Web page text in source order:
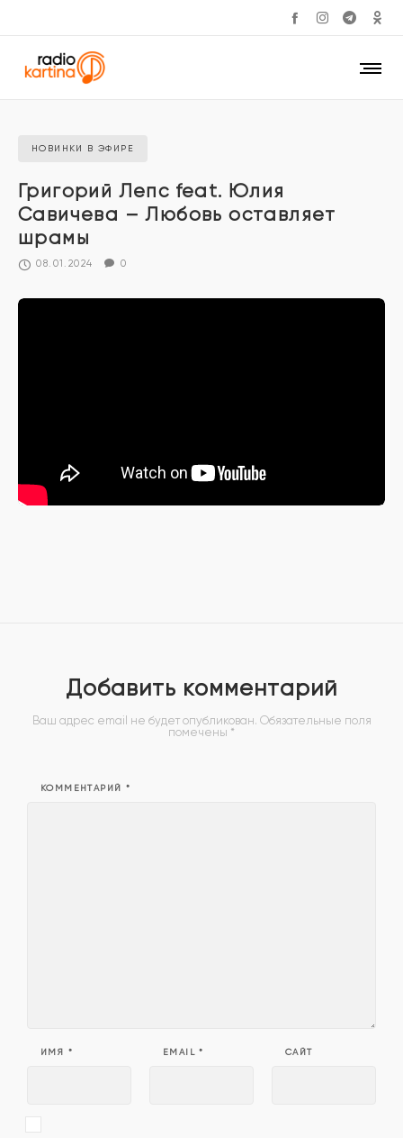
НОВИНКИ В ЭФИРЕ
Григорий Лепс feat. Юлия
Савичева – Любовь оставляет
шрамы
08.01.2024 0
Добавить комментарий
Ваш адрес email не будет опубликован. Обязательные поля
помечены *
КОММЕНТАРИЙ *
ИМЯ * EMAIL* САЙТ